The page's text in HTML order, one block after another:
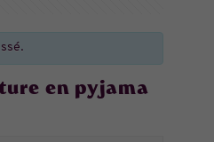
en pyjama